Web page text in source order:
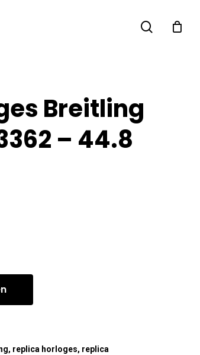
search
Breitling
– 44.8
, replica horloges, replica